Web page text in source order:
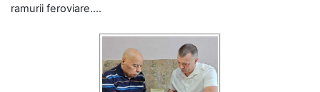
ramurii feroviare....